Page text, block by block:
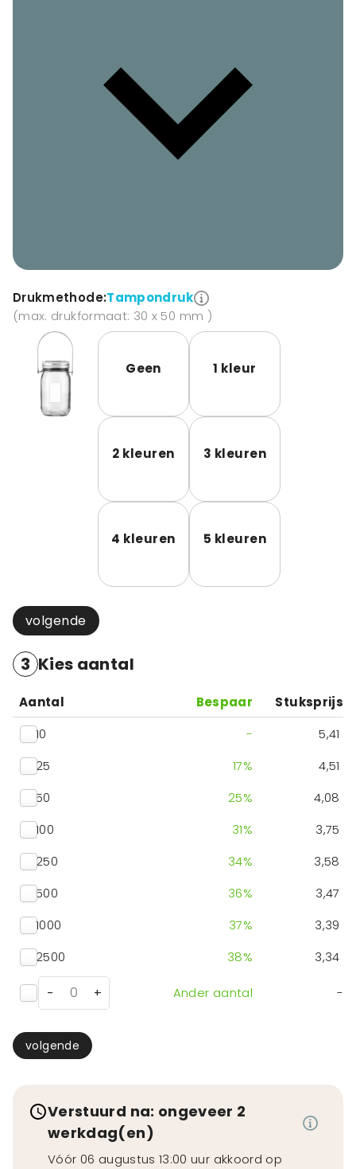
Drukmethode:Tampondruk
(max. drukformaat: 30 x 50 mm )
Geen 1 kleur
2 kleuren 3 kleuren
4 kleuren 5 kleuren
volgende
3 Kies aantal
Aantal Bespaar
Stuksprijs
10
-
5,41
25
17%
4,51
50
25%
4,08
100
31%
3,75
250
34%
3,58
500
36%
3,47
1000
37%
3,39
2500
38% 3,34
- + Ander aantal -
volgende
Verstuurd na: ongeveer 2
werkdag(en)
Vóór 06 augustus 13:00 uur akkoord op